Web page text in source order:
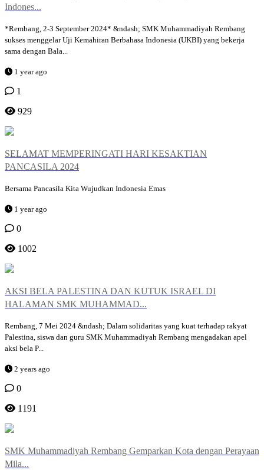
Indones...
*Rembang, 2-3 September 2024* &ndash; SMK Muhammadiyah Rembang
sukses menggelar Uji Kemahiran Berbahasa Indonesia (UKBI) yang bekerja
sama dengan Bala...
1 year ago
1
929
SELAMAT MEMPERINGATI HARI KESAKTIAN
PANCASILA 2024
Bersama Pancasila Kita Wujudkan Indonesia Emas
1 year ago
0
1002
AKSI BELA PALESTINA DAN KUTUK ISRAEL DI
HALAMAN SMK MUHAMMAD...
Rembang, 7 Mei 2024 &ndash; Dalam solidaritas yang kuat terhadap rakyat
Palestina, siswa dan guru SMK Muhammadiyah Rembang mengadakan apel
aksi bela P...
2 years ago
0
1191
SMK Muhammadiyah Rembang Gemparkan Kota dengan Perayaan
Mila...